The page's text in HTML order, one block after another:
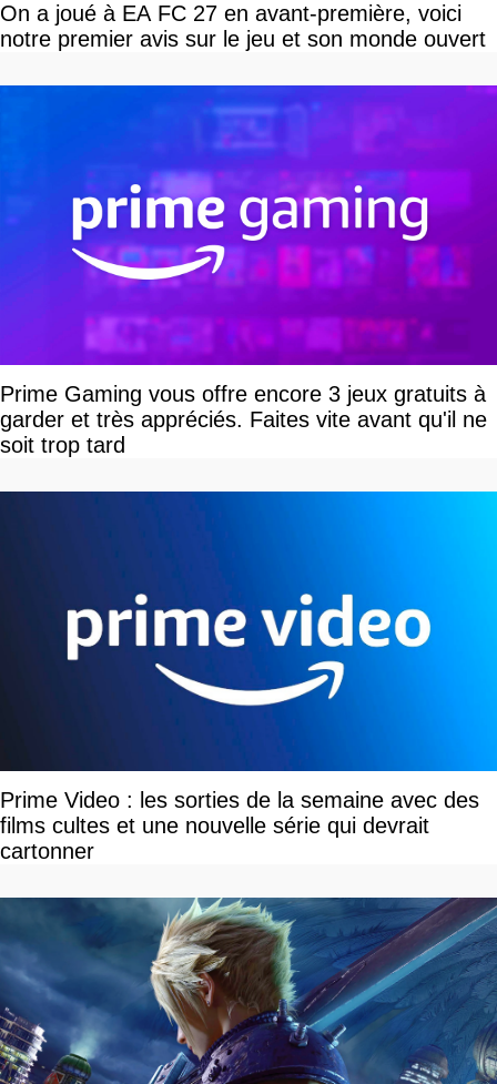
On a joué à EA FC 27 en avant-première, voici
notre premier avis sur le jeu et son monde ouvert
Prime Gaming vous offre encore 3 jeux gratuits à
garder et très appréciés. Faites vite avant qu'il ne
soit trop tard
Prime Video : les sorties de la semaine avec des
films cultes et une nouvelle série qui devrait
cartonner